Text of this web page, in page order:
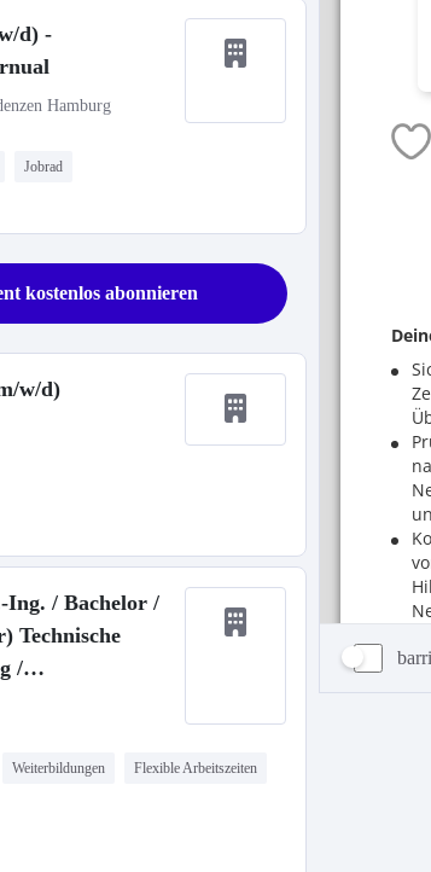
d) -
Hamburg
Jobrad
kostenlos abonnieren
w/d)
/ Bachelor /
Technische
/
d)
Weiterbildungen Flexible Arbeitszeiten